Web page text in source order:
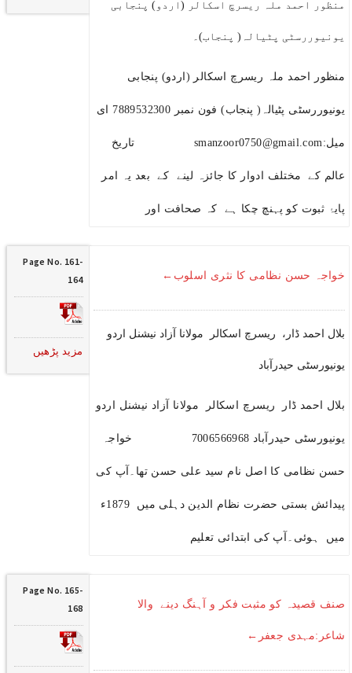
منظور احمد ملہ ریسرچ اسکالر (اردو) پنجابی
یونیوررسٹی پٹیالہ( پنجاب)۔
منظور احمد ملہ ریسرچ اسکالر (اردو) پنجابی
یونیوررسٹی پٹیالہ( پنجاب) فون نمبر 7889532300 ای
میل:smanzoor0750@gmail.com تاریخ
عالم کے مختلف ادوار کا جائزہ لینے کے بعد یہ امر
پایۂ ثبوت کو پہنچ چکا ہے کہ صحافت اور
خواجہ حسن نظامی کا نثری اسلوب←
بلال احمد ڈار، ریسرچ اسکالر مولانا آزاد نیشنل اردو
یونیورسٹی حیدرآباد
بلال احمد ڈار ریسرچ اسکالر مولانا آزاد نیشنل اردو
یونیورسٹی حیدرآباد 7006566968 خواجہ
حسن نظامی کا اصل نام سید علی حسن تھا۔آپ کی
پیدائش بستی حضرت نظام الدین دہلی میں 1879ء
میں ہوئی۔آپ کی ابتدائی تعلیم
Page No. 161-
164
مزید پڑھیں
صنف قصیدہ کو مثبت فکر و آہنگ دینے والا
شاعر:مہدی جعفر←
Page No. 165-
168